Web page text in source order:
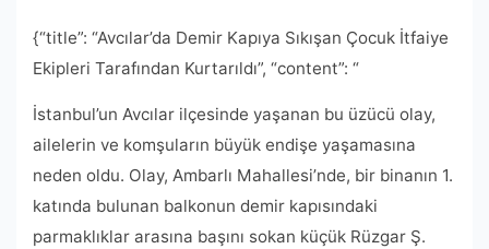
{“title”: “Avcılar’da Demir Kapıya Sıkışan Çocuk İtfaiye
Ekipleri Tarafından Kurtarıldı”, “content”: “
İstanbul’un Avcılar ilçesinde yaşanan bu üzücü olay,
ailelerin ve komşuların büyük endişe yaşamasına
neden oldu. Olay, Ambarlı Mahallesi’nde, bir binanın 1.
katında bulunan balkonun demir kapısındaki
parmaklıklar arasına başını sokan küçük Rüzgar Ş.